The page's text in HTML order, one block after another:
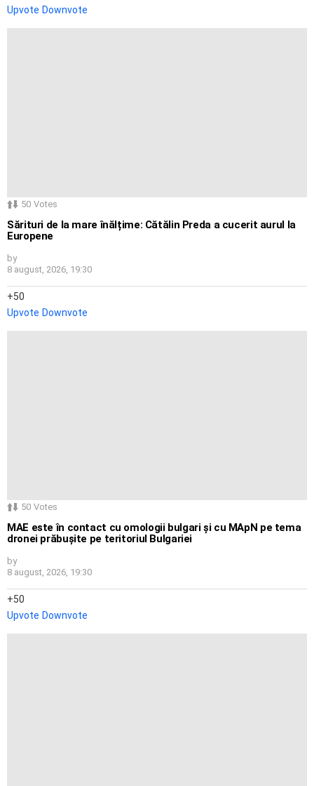
Upvote Downvote
50 Votes
Sărituri de la mare înălțime: Cătălin Preda a cucerit aurul la
Europene
by
8 august, 2026, 19:30
50
Upvote Downvote
50 Votes
MAE este în contact cu omologii bulgari și cu MApN pe tema
dronei prăbușite pe teritoriul Bulgariei
by
8 august, 2026, 19:30
50
Upvote Downvote